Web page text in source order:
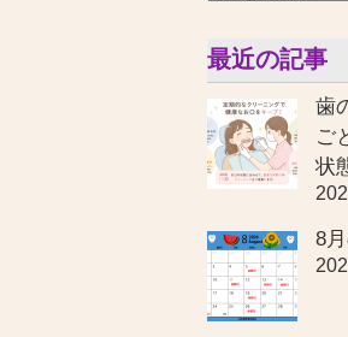
最近の記事
歯
ご
状
8